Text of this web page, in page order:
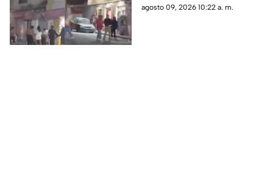
Aguascalientes; el momento
agosto 09, 2026 10:22 a. m.